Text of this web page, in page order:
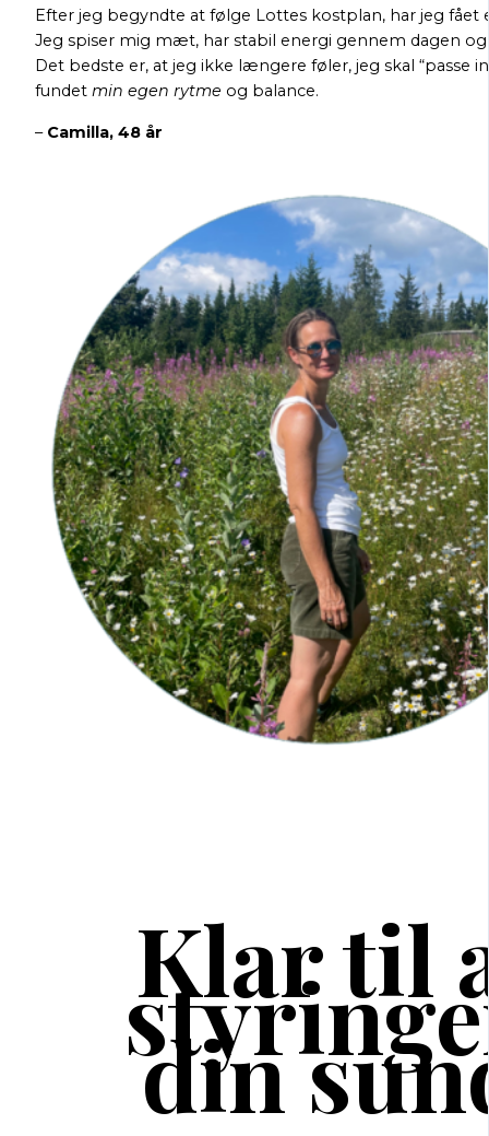
Efter jeg begyndte at følge Lottes kostplan, har jeg fået
Jeg spiser mig mæt, har stabil energi gennem dagen
Det bedste er, at jeg ikke længere føler, jeg skal “passe
fundet min egen rytme og balance.
– Camilla, 48 år
Klar til
din